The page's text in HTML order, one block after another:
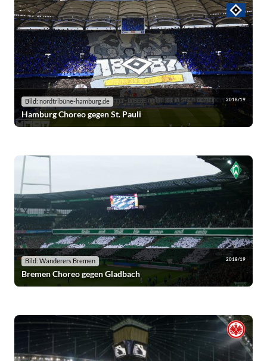
Bild: nordtribüne-hamburg.de 2018/19
Hamburg Choreo gegen St. Pauli
Bild: Wanderers Bremen 2018/19
Bremen Choreo gegen Gladbach